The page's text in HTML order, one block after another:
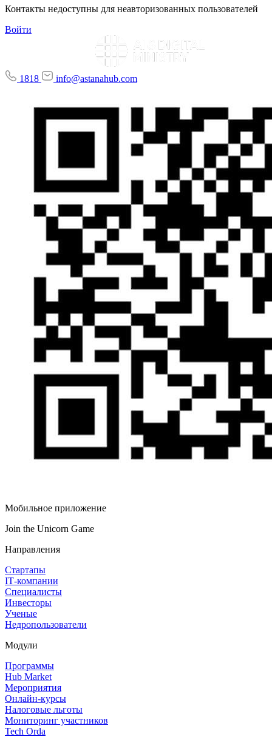
Контакты недоступны для неавторизованных пользователей
Войти
1818 info@astanahub.com
Мобильное приложение
Join the Unicorn Game
Направления
Стартапы
IT‑компании
Специалисты
Инвесторы
Ученые
Недропользователи
Модули
Программы
Hub Market
Мероприятия
Онлайн‑курсы
Налоговые льготы
Мониторинг участников
Tech Orda